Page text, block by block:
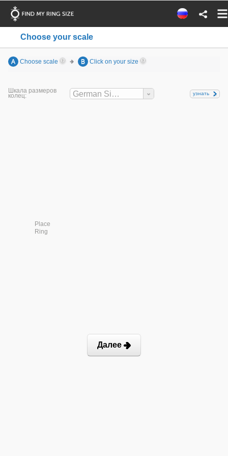
Choose your scale
A Choose scale B Click on your size
Шкала размеров
колец: German Sizes узнать
Place
Ring
Далее